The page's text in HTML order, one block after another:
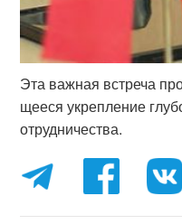
Эта важная встреча
щееся укрепление
отрудничества.